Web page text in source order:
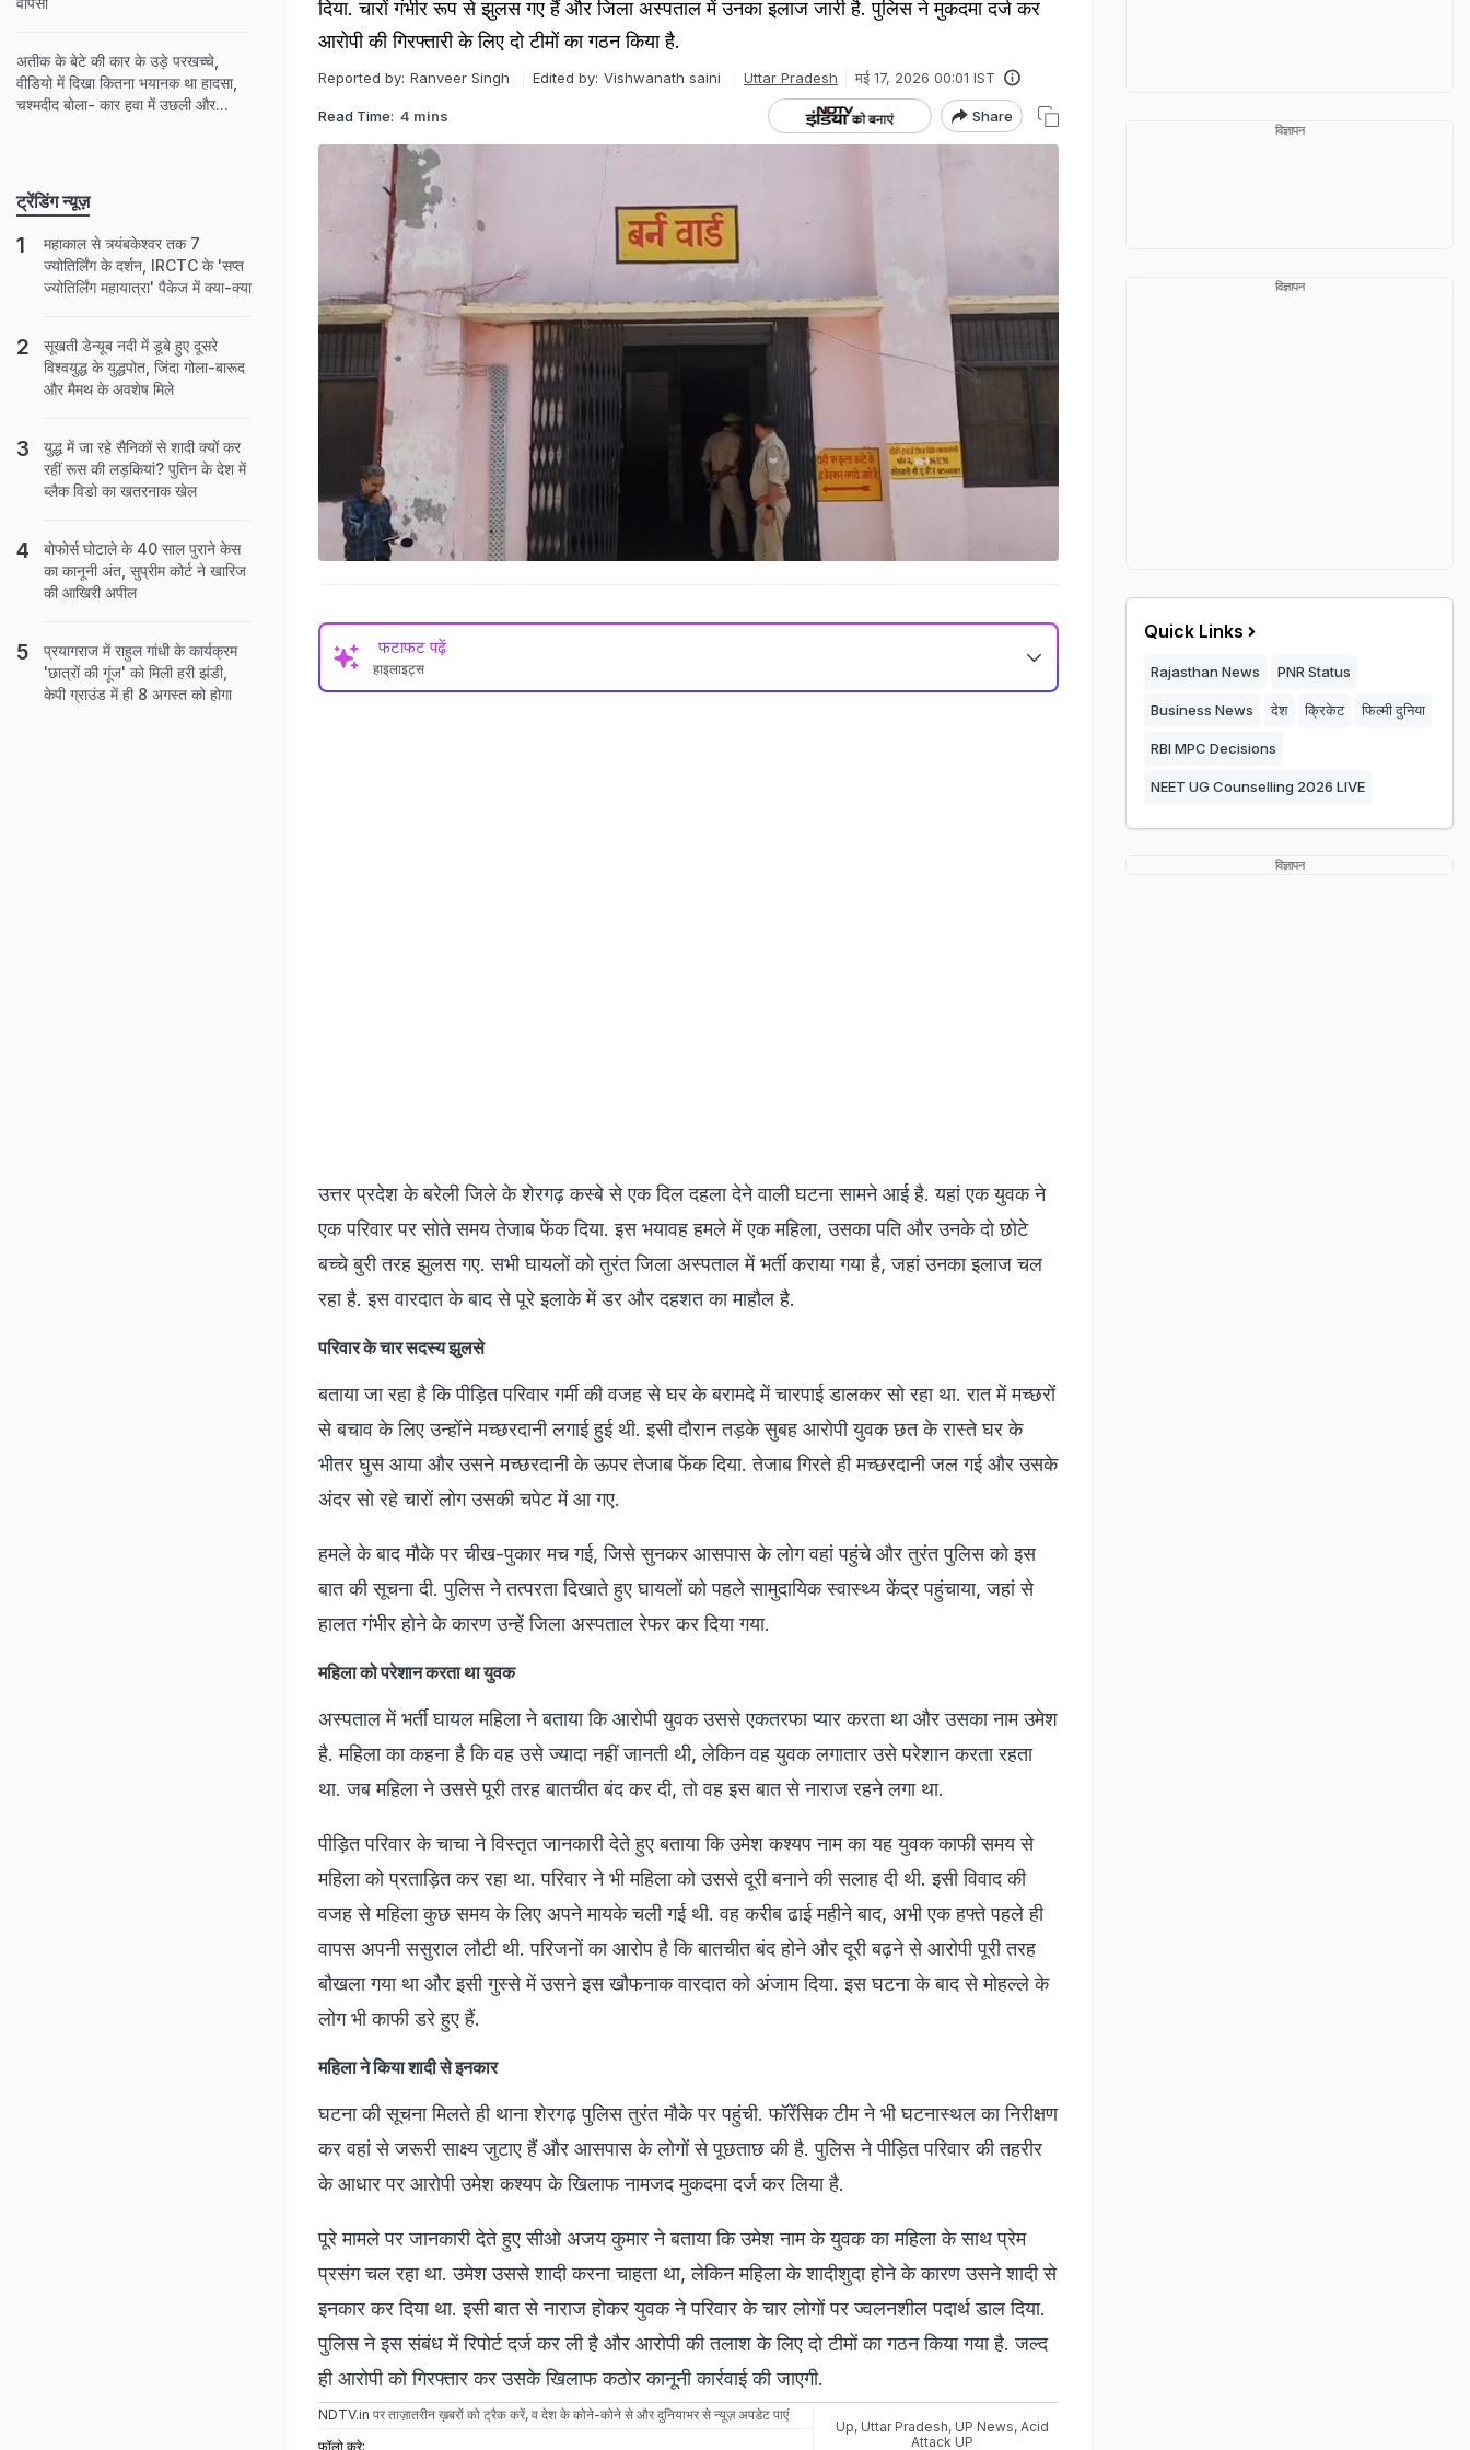
दिया. चारों गंभीर रूप से झुलस गए हैं और जिला अस्पताल में उनका इलाज जारी है. पुलिस ने मुकदमा दर्ज कर
आरोपी की गिरफ्तारी के लिए दो टीमों का गठन किया है.
Reported by: Ranveer Singh Edited by: Vishwanath saini Uttar Pradesh मई 17, 2026 00:01 IST
Read Time: 4 mins Share
फटाफट पढ़ें
हाइलाइट्स
उत्तर प्रदेश के बरेली जिले के शेरगढ़ कस्बे से एक दिल दहला देने वाली घटना सामने आई है. यहां एक युवक ने
एक परिवार पर सोते समय तेजाब फेंक दिया. इस भयावह हमले में एक महिला, उसका पति और उनके दो छोटे
बच्चे बुरी तरह झुलस गए. सभी घायलों को तुरंत जिला अस्पताल में भर्ती कराया गया है, जहां उनका इलाज चल
रहा है. इस वारदात के बाद से पूरे इलाके में डर और दहशत का माहौल है.
पर‍िवार के चार सदस्‍य झुलसे
बताया जा रहा है कि पीड़ित परिवार गर्मी की वजह से घर के बरामदे में चारपाई डालकर सो रहा था. रात में मच्छरों
से बचाव के लिए उन्होंने मच्छरदानी लगाई हुई थी. इसी दौरान तड़के सुबह आरोपी युवक छत के रास्ते घर के
भीतर घुस आया और उसने मच्छरदानी के ऊपर तेजाब फेंक दिया. तेजाब गिरते ही मच्छरदानी जल गई और उसके
अंदर सो रहे चारों लोग उसकी चपेट में आ गए.
हमले के बाद मौके पर चीख-पुकार मच गई, जिसे सुनकर आसपास के लोग वहां पहुंचे और तुरंत पुलिस को इस
बात की सूचना दी. पुलिस ने तत्परता दिखाते हुए घायलों को पहले सामुदायिक स्वास्थ्य केंद्र पहुंचाया, जहां से
हालत गंभीर होने के कारण उन्हें जिला अस्पताल रेफर कर दिया गया.
मह‍िला को परेशान करता था युवक
अस्पताल में भर्ती घायल महिला ने बताया कि आरोपी युवक उससे एकतरफा प्यार करता था और उसका नाम उमेश
है. महिला का कहना है कि वह उसे ज्यादा नहीं जानती थी, लेकिन वह युवक लगातार उसे परेशान करता रहता
था. जब महिला ने उससे पूरी तरह बातचीत बंद कर दी, तो वह इस बात से नाराज रहने लगा था.
पीड़ित परिवार के चाचा ने विस्तृत जानकारी देते हुए बताया कि उमेश कश्यप नाम का यह युवक काफी समय से
महिला को प्रताड़ित कर रहा था. परिवार ने भी महिला को उससे दूरी बनाने की सलाह दी थी. इसी विवाद की
वजह से महिला कुछ समय के लिए अपने मायके चली गई थी. वह करीब ढाई महीने बाद, अभी एक हफ्ते पहले ही
वापस अपनी ससुराल लौटी थी. परिजनों का आरोप है कि बातचीत बंद होने और दूरी बढ़ने से आरोपी पूरी तरह
बौखला गया था और इसी गुस्से में उसने इस खौफनाक वारदात को अंजाम दिया. इस घटना के बाद से मोहल्ले के
लोग भी काफी डरे हुए हैं.
मह‍िला ने क‍िया शादी से इनकार
घटना की सूचना मिलते ही थाना शेरगढ़ पुलिस तुरंत मौके पर पहुंची. फॉरेंसिक टीम ने भी घटनास्थल का निरीक्षण
कर वहां से जरूरी साक्ष्य जुटाए हैं और आसपास के लोगों से पूछताछ की है. पुलिस ने पीड़ित परिवार की तहरीर
के आधार पर आरोपी उमेश कश्यप के खिलाफ नामजद मुकदमा दर्ज कर लिया है.
पूरे मामले पर जानकारी देते हुए सीओ अजय कुमार ने बताया कि उमेश नाम के युवक का महिला के साथ प्रेम
प्रसंग चल रहा था. उमेश उससे शादी करना चाहता था, लेकिन महिला के शादीशुदा होने के कारण उसने शादी से
इनकार कर दिया था. इसी बात से नाराज होकर युवक ने परिवार के चार लोगों पर ज्वलनशील पदार्थ डाल दिया.
पुलिस ने इस संबंध में रिपोर्ट दर्ज कर ली है और आरोपी की तलाश के लिए दो टीमों का गठन किया गया है. जल्द
ही आरोपी को गिरफ्तार कर उसके खिलाफ कठोर कानूनी कार्रवाई की जाएगी.
NDTV.in पर ताज़ातरीन ख़बरों को ट्रैक करें, व देश के कोने-कोने से और दुनियाभर से न्यूज़ अपडेट पाएं
फॉलो करे:
Up, Uttar Pradesh, UP News, Acid
Attack UP
अतीक के बेटे की कार के उड़े परखच्चे,
वीडियो में दिखा कितना भयानक था हादसा,
चश्मदीद बोला- कार हवा में उछली और...
ट्रेंडिंग न्यूज़
महाकाल से त्र्यंबकेश्वर तक 7
ज्योतिर्लिंग के दर्शन, IRCTC के 'सप्त
ज्योतिर्लिंग महायात्रा' पैकेज में क्या-क्या
सूखती डेन्यूब नदी में डूबे हुए दूसरे
विश्वयुद्ध के युद्धपोत, जिंदा गोला-बारूद
और मैमथ के अवशेष मिले
युद्ध में जा रहे सैनिकों से शादी क्यों कर
रहीं रूस की लड़कियां? पुतिन के देश में
ब्लैक विडो का खतरनाक खेल
बोफोर्स घोटाले के 40 साल पुराने केस
का कानूनी अंत, सुप्रीम कोर्ट ने खारिज
की आखिरी अपील
प्रयागराज में राहुल गांधी के कार्यक्रम
'छात्रों की गूंज' को मिली हरी झंडी,
केपी ग्राउंड में ही 8 अगस्त को होगा
विज्ञापन
विज्ञापन
Quick Links
Rajasthan News PNR Status
Business News देश क्रिकेट फिल्मी दुनिया
RBI MPC Decisions
NEET UG Counselling 2026 LIVE
विज्ञापन